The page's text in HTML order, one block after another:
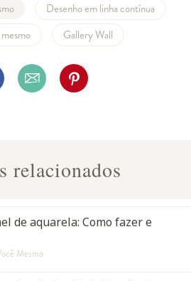
Desenho em linha contínua
Gallery Wall
relacionados
de aquarela: Como fazer e
Mesmo